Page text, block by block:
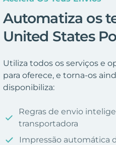
Automatiza os
United States
Utiliza todos os serviços e
para oferece, e torna-os
disponibiliza:
Regras de envio
transportadora
Impressão automática